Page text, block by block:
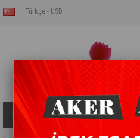
Türkçe - USD
Kategoriler